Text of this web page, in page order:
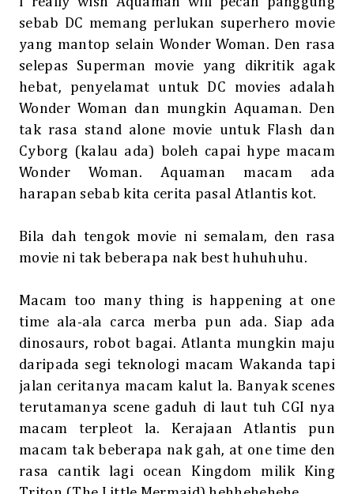
sebab DC memang perlukan superhero movie
yang mantop selain Wonder Woman. Den rasa
selepas Superman movie yang dikritik agak
hebat, penyelamat untuk DC movies adalah
Wonder Woman dan mungkin Aquaman. Den
tak rasa stand alone movie untuk Flash dan
Cyborg (kalau ada) boleh capai hype macam
Wonder Woman. Aquaman macam ada
harapan sebab kita cerita pasal Atlantis kot.
Bila dah tengok movie ni semalam, den rasa
movie ni tak beberapa nak best huhuhuhu.
Macam too many thing is happening at one
time ala-ala carca merba pun ada. Siap ada
dinosaurs, robot bagai. Atlanta mungkin maju
daripada segi teknologi macam Wakanda tapi
jalan ceritanya macam kalut la. Banyak scenes
terutamanya scene gaduh di laut tuh CGI nya
macam terpleot la. Kerajaan Atlantis pun
macam tak beberapa nak gah, at one time den
rasa cantik lagi ocean Kingdom milik King